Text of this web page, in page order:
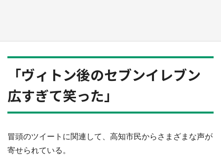
「ヴィトン後のセブンイレブン
広すぎて笑った」
冒頭のツイートに関連して、高知市民からさまざまな声が
寄せられている。